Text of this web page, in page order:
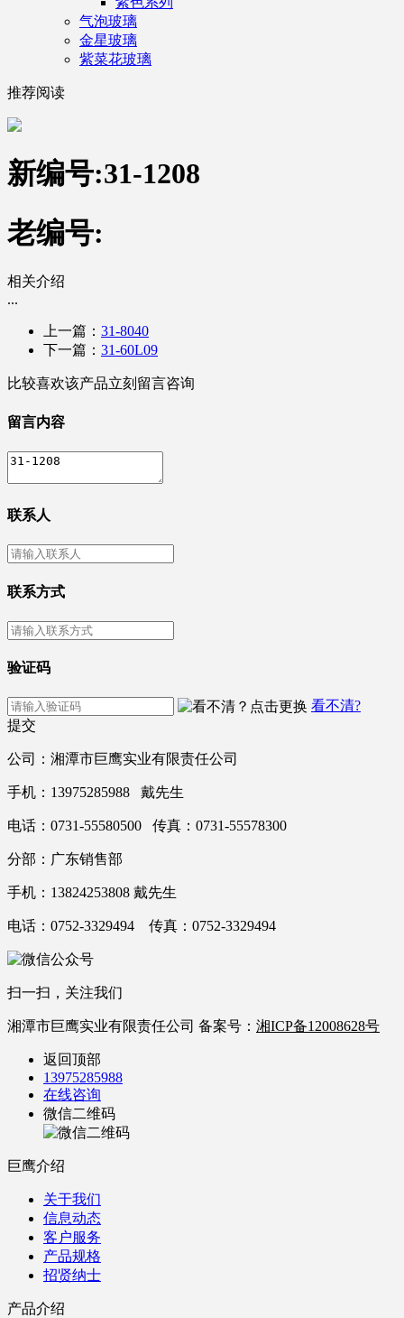
气泡玻璃
金星玻璃
紫菜花玻璃
推荐阅读
新编号:31-1208
老编号:
相关介绍
...
上一篇： 31-8040
下一篇： 31-60L09
比较喜欢该产品立刻留言咨询
留言内容
联系人
联系方式
验证码
看不清?
提交
公司：湘潭市巨鹰实业有限责任公司
手机：13975285988 戴先生
电话：0731-55580500 传真：0731-55578300
分部：广东销售部
手机：13824253808 戴先生
电话：0752-3329494 传真：0752-3329494
扫一扫，关注我们
湘潭市巨鹰实业有限责任公司 备案号： 湘ICP备12008628号
返回顶部
13975285988
在线咨询
微信二维码
巨鹰介绍
关于我们
信息动态
客户服务
产品规格
招贤纳士
产品介绍